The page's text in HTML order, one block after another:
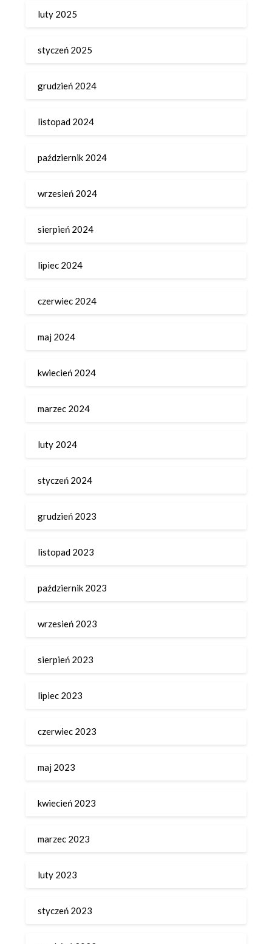
luty 2025
styczeń 2025
grudzień 2024
listopad 2024
październik 2024
wrzesień 2024
sierpień 2024
lipiec 2024
czerwiec 2024
maj 2024
kwiecień 2024
marzec 2024
luty 2024
styczeń 2024
grudzień 2023
listopad 2023
październik 2023
wrzesień 2023
sierpień 2023
lipiec 2023
czerwiec 2023
maj 2023
kwiecień 2023
marzec 2023
luty 2023
styczeń 2023